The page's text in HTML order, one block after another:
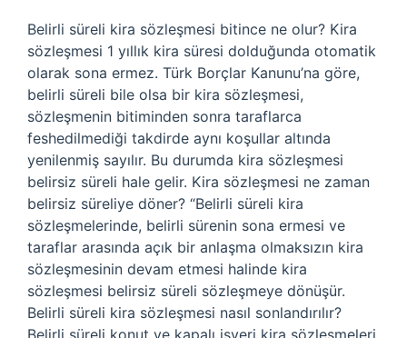
Belirli süreli kira sözleşmesi bitince ne olur? Kira
sözleşmesi 1 yıllık kira süresi dolduğunda otomatik
olarak sona ermez. Türk Borçlar Kanunu’na göre,
belirli süreli bile olsa bir kira sözleşmesi,
sözleşmenin bitiminden sonra taraflarca
feshedilmediği takdirde aynı koşullar altında
yenilenmiş sayılır. Bu durumda kira sözleşmesi
belirsiz süreli hale gelir. Kira sözleşmesi ne zaman
belirsiz süreliye döner? “Belirli süreli kira
sözleşmelerinde, belirli sürenin sona ermesi ve
taraflar arasında açık bir anlaşma olmaksızın kira
sözleşmesinin devam etmesi halinde kira
sözleşmesi belirsiz süreli sözleşmeye dönüşür.
Belirli süreli kira sözleşmesi nasıl sonlandırılır?
Belirli süreli konut ve kapalı işyeri kira sözleşmeleri